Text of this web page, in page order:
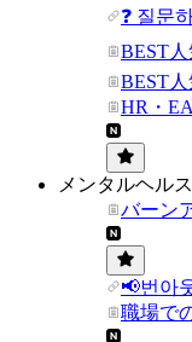
❓ 질문
BEST
BEST人
HR・
メンタルヘル
バーン
📢번아
職場で